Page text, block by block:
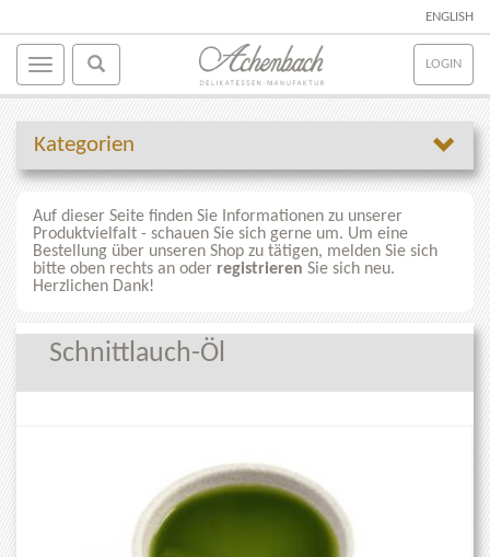
ENGLISH
LOGIN
Kategorien
Auf dieser Seite finden Sie Informationen zu unserer
Produktvielfalt - schauen Sie sich gerne um. Um eine
Bestellung über unseren Shop zu tätigen, melden Sie sich
bitte oben rechts an oder registrieren Sie sich neu.
Herzlichen Dank!
Schnittlauch-Öl